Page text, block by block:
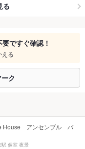
る
ですぐ確認！
える
ク
アンセンブル バ
駅 個室 夜景